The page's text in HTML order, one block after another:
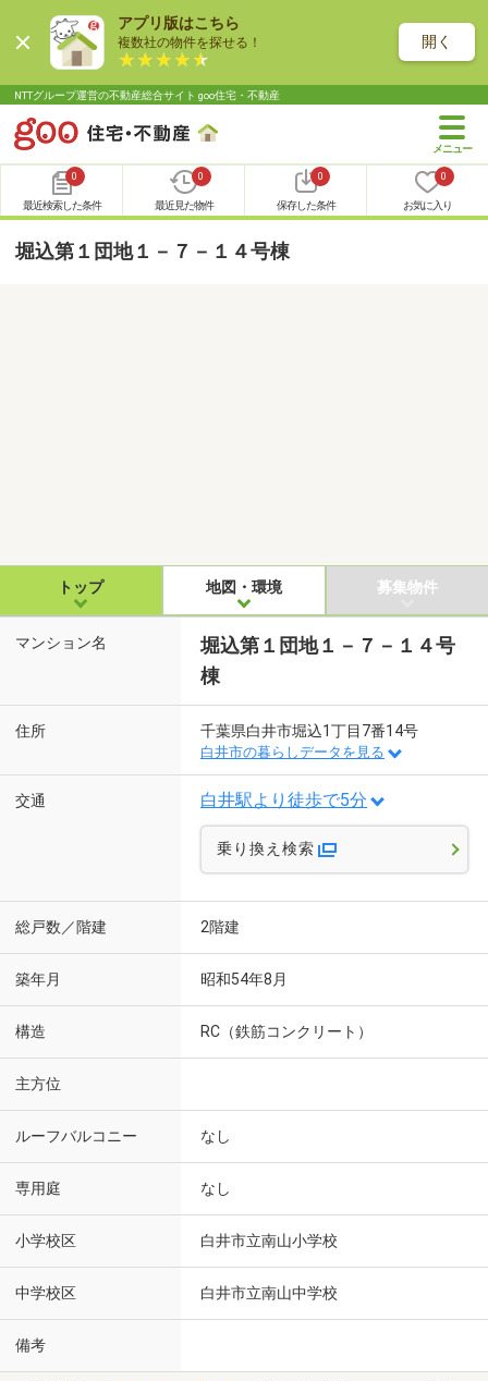
アプリ版はこちら
複数社の物件を探せる！ 開く
NTTグループ運営の不動産総合サイト goo住宅・不動産
0
最近検索した条件
0
最近見た物件
0
保存した条件
0
お気に入り
堀込第１団地１－７－１４号棟
トップ 地図・環境 募集物件
マンション名
堀込第１団地１－７－１４号
棟
住所 千葉県白井市堀込1丁目7番14号
白井市の暮らしデータを見る
交通 白井駅より徒歩で5分
乗り換え検索
総戸数／階建 2階建
築年月 昭和54年8月
構造 RC（鉄筋コンクリート）
主方位
ルーフバルコニー なし
専用庭 なし
小学校区 白井市立南山小学校
中学校区 白井市立南山中学校
備考